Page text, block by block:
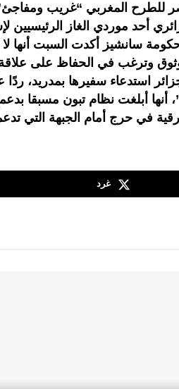
للطرح المغربي “غريب
أحد موردي الغاز الرئيسيين
سانشيز أكدت السبت أنها لا
وترغب في الحفاظ على
استدعاء سفيرها بمدريد، ردًا
أنها أبلغت نظام تبون مسبقا
في حرج أمام الجبهة التي
غرد